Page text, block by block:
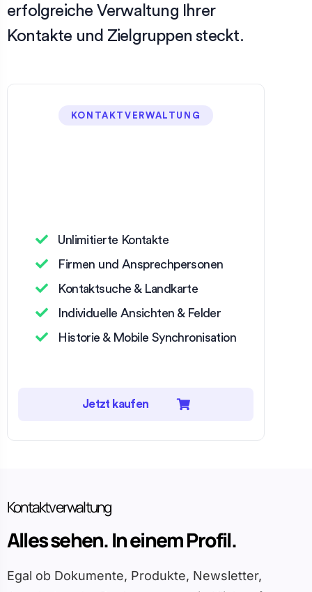
erfolgreiche Verwaltung Ihrer
Kontakte und Zielgruppen steckt.
KONTAKTVERWALTUNG
Unlimitierte Kontakte
Firmen und Ansprechpersonen
Kontaktsuche & Landkarte
Individuelle Ansichten & Felder
Historie & Mobile Synchronisation
Jetzt kaufen
Kontaktverwaltung
Alles sehen. In einem Profil.
Egal ob Dokumente, Produkte, Newsletter,